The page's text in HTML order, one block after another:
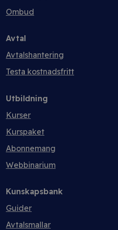
Ombud
Avtal
Avtalshantering
Testa kostnadsfritt
Utbildning
Kurser
Kurspaket
Abonnemang
Webbinarium
Kunskapsbank
Guider
Avtalsmallar